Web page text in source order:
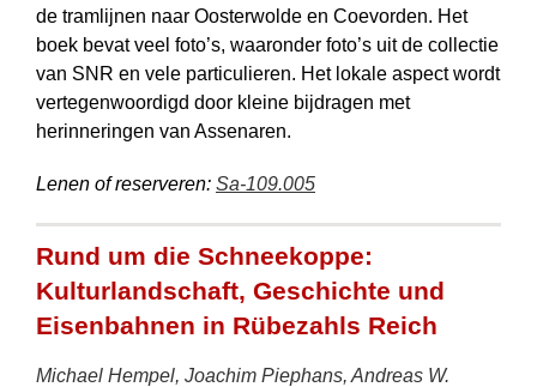
de tramlijnen naar Oosterwolde en Coevorden. Het
boek bevat veel foto’s, waaronder foto’s uit de collectie
van SNR en vele particulieren. Het lokale aspect wordt
vertegenwoordigd door kleine bijdragen met
herinneringen van Assenaren.
Lenen of reserveren: Sa-109.005
Rund um die Schneekoppe:
Kulturlandschaft, Geschichte und
Eisenbahnen in Rübezahls Reich
Michael Hempel, Joachim Piephans, Andreas W.